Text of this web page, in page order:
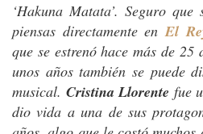
‘Hakuna Matata’. Seguro
piensas directamente enEl
que se estrenó hace más de 25
unos años también se puede
musical. Cristina Llorente fue
dio vida a una de sus